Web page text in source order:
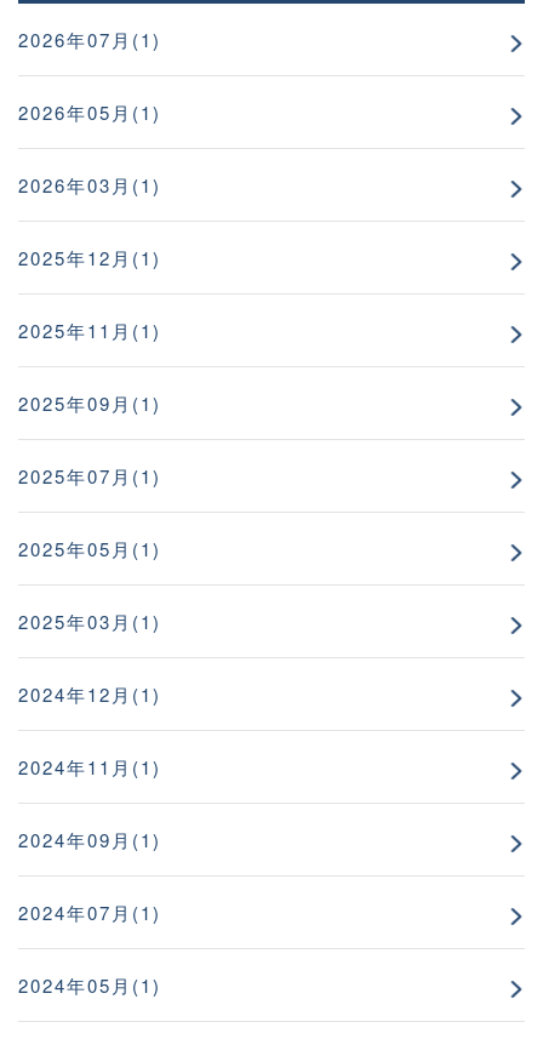
2026年07月(1)
2026年05月(1)
2026年03月(1)
2025年12月(1)
2025年11月(1)
2025年09月(1)
2025年07月(1)
2025年05月(1)
2025年03月(1)
2024年12月(1)
2024年11月(1)
2024年09月(1)
2024年07月(1)
2024年05月(1)